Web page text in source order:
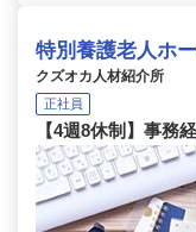
特別養護老人ホ
クズオカ人材紹介所
正社員
【4週8休制】事